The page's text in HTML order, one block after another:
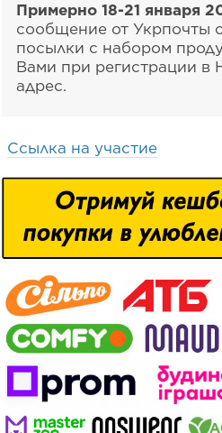
Примерно 18-21 января
сообщение от Укрпочты
посылки с набором
Вами при регистрации в
адрес.
Ссылка на участие